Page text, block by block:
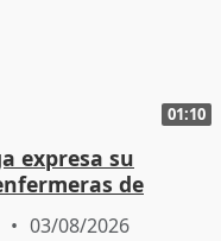
01:10
expresa su
de
03/08/2026